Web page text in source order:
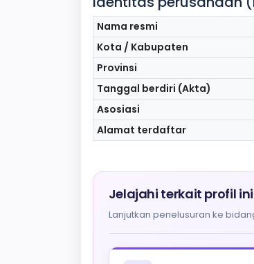
Nama resmi
Kota / Kabupaten
Provinsi
Tanggal berdiri (Akta)
Asosiasi
Alamat terdaftar
Jelajahi terkait profil ini
Lanjutkan penelusuran ke